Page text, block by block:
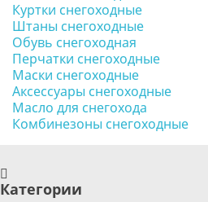
Куртки снегоходные
Штаны снегоходные
Обувь снегоходная
Перчатки снегоходные
Маски снегоходные
Аксессуары снегоходные
Масло для снегохода
Комбинезоны снегоходные
Категории